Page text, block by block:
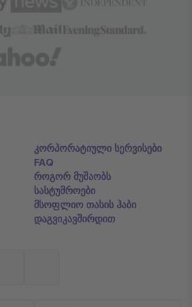
კორპორატიული სერვისები
FAQ
როგორ მუშაობს
სასტუმროები
მსოფლიო თასის ჰაბი
დაგვიკავშირდით